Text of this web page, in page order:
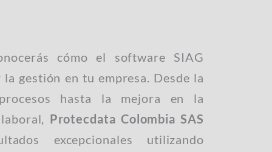
cómo el software SIAG
gestión en tu empresa. Desde la
hasta la mejora en la
Protecdata Colombia SAS
excepcionales utilizando